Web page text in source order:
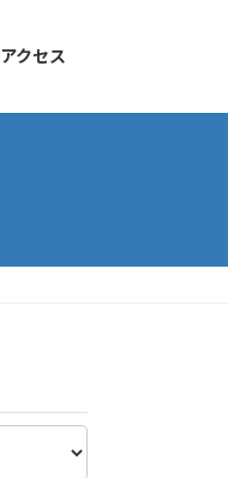
アクセス